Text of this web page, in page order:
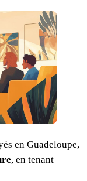
en Guadeloupe,
, en tenant